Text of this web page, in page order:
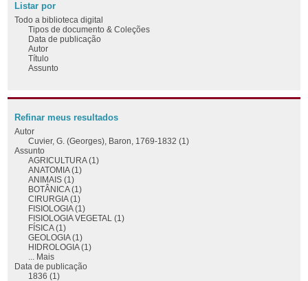
Listar por
Todo a biblioteca digital
Tipos de documento & Coleções
Data de publicação
Autor
Título
Assunto
Refinar meus resultados
Autor
Cuvier, G. (Georges), Baron, 1769-1832 (1)
Assunto
AGRICULTURA (1)
ANATOMIA (1)
ANIMAIS (1)
BOTÂNICA (1)
CIRURGIA (1)
FISIOLOGIA (1)
FISIOLOGIA VEGETAL (1)
FÍSICA (1)
GEOLOGIA (1)
HIDROLOGIA (1)
... Mais
Data de publicação
1836 (1)